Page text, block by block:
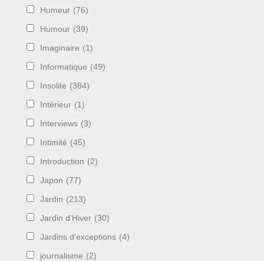
Humeur (76)
Humour (39)
Imaginaire (1)
Informatique (49)
Insolite (384)
Intérieur (1)
Interviews (3)
Intimité (45)
Introduction (2)
Japon (77)
Jardin (213)
Jardin d'Hiver (30)
Jardins d'exceptions (4)
journalisme (2)